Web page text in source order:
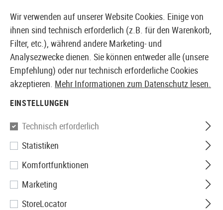
EUROPÄISCHER AIRSOFT SHOP & GROßHÄNDLER
Templar's Gear
Fast SMG Magazine Pouch
Wir verwenden auf unserer Website Cookies. Einige von
ihnen sind technisch erforderlich (z.B. für den Warenkorb,
Filter, etc.), während andere Marketing- und
Analysezwecke dienen. Sie können entweder alle (unsere
Empfehlung) oder nur technisch erforderliche Cookies
akzeptieren. Mehr Informationen zum Datenschutz lesen.
EINSTELLUNGEN
Technisch erforderlich
Statistiken
Komfortfunktionen
Marketing
StoreLocator